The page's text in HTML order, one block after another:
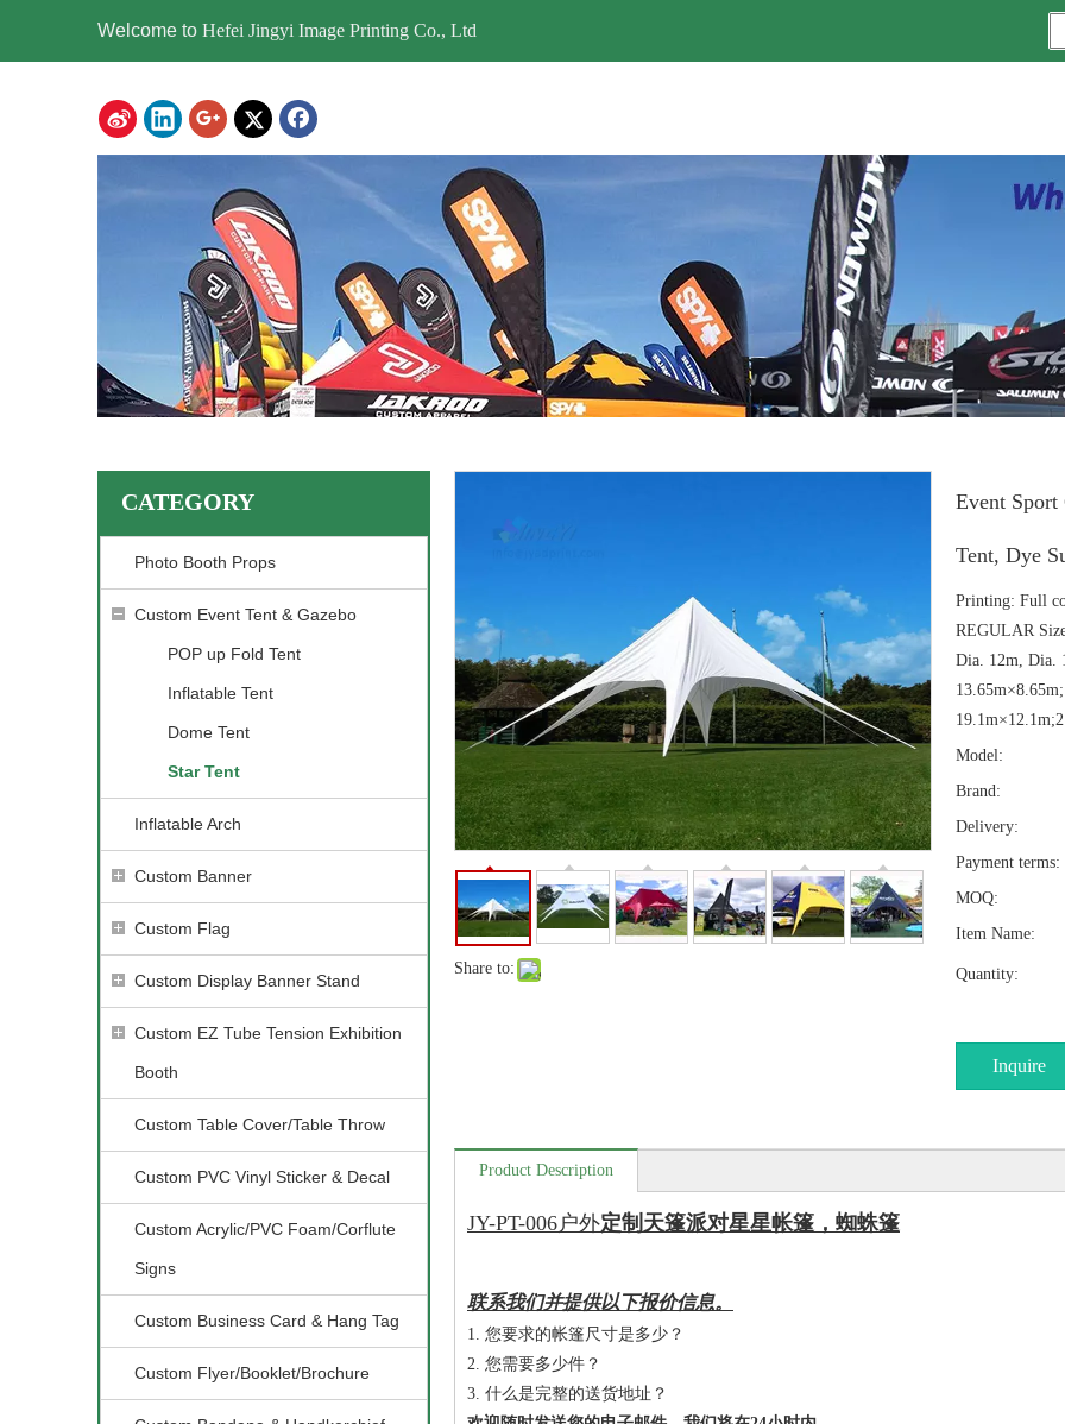
Welcome to Hefei Jingyi Image Printing Co., Ltd
CATEGORY
Photo Booth Props
Custom Event Tent & Gazebo
POP up Fold Tent
Inflatable Tent
Dome Tent
Star Tent
Inflatable Arch
Custom Banner
Custom Flag
Custom Display Banner Stand
Custom EZ Tube Tension Exhibition
Booth
Custom Table Cover/Table Throw
Custom PVC Vinyl Sticker & Decal
Custom Acrylic/PVC Foam/Corflute
Signs
Custom Business Card & Hang Tag
Custom Flyer/Booklet/Brochure
Share to:
Event Sport
Tent, Dye
Printing: Full
REGULAR
Dia. 12m, Dia.
Model:
Brand:
Delivery:
Payment terms:
MOQ:
Item Name:
Quantity:
Inquire
Product Description
JY-PT-006户外定制天篷派对星星帐篷，蜘蛛篷
联系我们并提供以下报价信息。
1. 您要求的帐篷尺寸是多少？
2. 您需要多少件？
3. 什么是完整的送货地址？